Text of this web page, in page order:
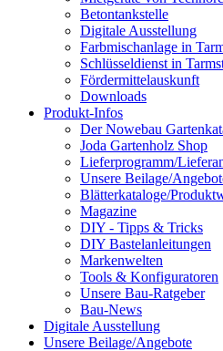
Betontankstelle
Digitale Ausstellung
Farbmischanlage in
Schlüsseldienst in
Fördermittelauskunft
Downloads
Produkt-Infos
Der Nowebau
Joda Gartenholz Shop
Lieferprogramm/
Unsere Beilage/
Blätterkataloge/
Magazine
DIY - Tipps & Tricks
DIY Bastelanleitungen
Markenwelten
Tools & Konfiguratoren
Unsere Bau-Ratgeber
Bau-News
Digitale Ausstellung
Unsere Beilage/Angebote